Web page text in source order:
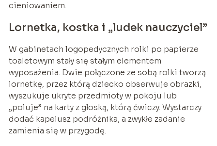
cieniowaniem.
Lornetka, kostka i „ludek nauczyciel”
W gabinetach logopedycznych rolki po papierze
toaletowym stały się stałym elementem
wyposażenia. Dwie połączone ze sobą rolki tworzą
lornetkę, przez którą dziecko obserwuje obrazki,
wyszukuje ukryte przedmioty w pokoju lub
„poluje” na karty z głoską, którą ćwiczy. Wystarczy
dodać kapelusz podróżnika, a zwykłe zadanie
zamienia się w przygodę.